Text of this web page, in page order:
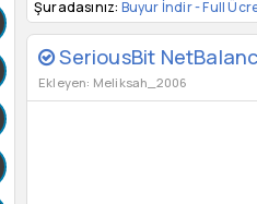
Şuradasınız: Buyur İndir - Full
SeriousBit
Ekleyen: Meliksah_2006